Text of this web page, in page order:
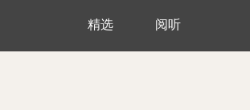
精选 阅听